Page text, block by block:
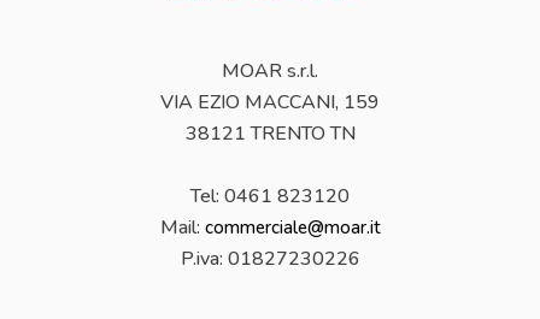
MOAR s.r.l.
VIA EZIO MACCANI, 159
38121 TRENTO TN
Tel: 0461 823120
Mail: commerciale@moar.it
P.iva: 01827230226